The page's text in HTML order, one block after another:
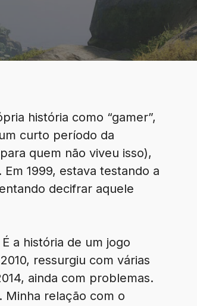
história como “gamer”,
curto período da
quem não viveu isso),
1999, estava testando a
decifrar aquele
É a história de um jogo
ressurgiu com várias
ainda com problemas.
Minha relação com o